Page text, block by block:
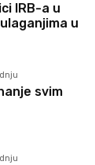
IRB-a u
u
svim